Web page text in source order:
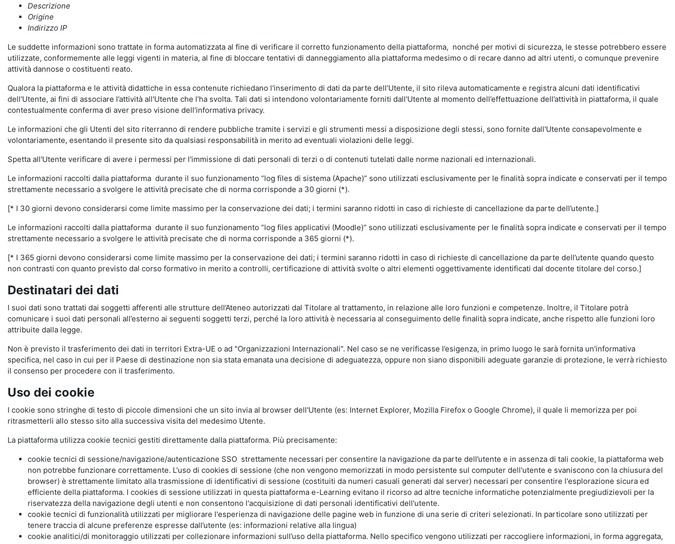
Descrizione
Origine
Indirizzo IP
Le suddette informazioni sono trattate in forma automatizzata al fine di verificare il corretto funzionamento della piattaforma, nonché per motivi di sicurezza, le stesse potrebbero essere
utilizzate, conformemente alle leggi vigenti in materia, al fine di bloccare tentativi di danneggiamento alla piattaforma medesimo o di recare danno ad altri utenti, o comunque prevenire
attività dannose o costituenti reato.
Qualora la piattaforma e le attività didattiche in essa contenute richiedano l'inserimento di dati da parte dell’Utente, il sito rileva automaticamente e registra alcuni dati identificativi
dell'Utente, ai fini di associare l’attività all'Utente che l’ha svolta. Tali dati si intendono volontariamente forniti dall'Utente al momento dell’effettuazione dell’attività in piattaforma, il quale
contestualmente conferma di aver preso visione dell'informativa privacy.
Le informazioni che gli Utenti del sito riterranno di rendere pubbliche tramite i servizi e gli strumenti messi a disposizione degli stessi, sono fornite dall'Utente consapevolmente e
volontariamente, esentando il presente sito da qualsiasi responsabilità in merito ad eventuali violazioni delle leggi.
Spetta all'Utente verificare di avere i permessi per l'immissione di dati personali di terzi o di contenuti tutelati dalle norme nazionali ed internazionali.
Le informazioni raccolti dalla piattaforma durante il suo funzionamento “log files di sistema (Apache)” sono utilizzati esclusivamente per le finalità sopra indicate e conservati per il tempo
strettamente necessario a svolgere le attività precisate che di norma corrisponde a 30 giorni (*).
[* I 30 giorni devono considerarsi come limite massimo per la conservazione dei dati; i termini saranno ridotti in caso di richieste di cancellazione da parte dell’utente.]
Le informazioni raccolti dalla piattaforma durante il suo funzionamento “log files applicativi (Moodle)” sono utilizzati esclusivamente per le finalità sopra indicate e conservati per il tempo
strettamente necessario a svolgere le attività precisate che di norma corrisponde a 365 giorni (*).
[* I 365 giorni devono considerarsi come limite massimo per la conservazione dei dati; i termini saranno ridotti in caso di richieste di cancellazione da parte dell’utente quando questo
non contrasti con quanto previsto dal corso formativo in merito a controlli, certificazione di attività svolte o altri elementi oggettivamente identificati dal docente titolare del corso.]
Destinatari dei dati
I suoi dati sono trattati dai soggetti afferenti alle strutture dell’Ateneo autorizzati dal Titolare al trattamento, in relazione alle loro funzioni e competenze. Inoltre, il Titolare potrà
comunicare i suoi dati personali all’esterno ai seguenti soggetti terzi, perché la loro attività è necessaria al conseguimento delle finalità sopra indicate, anche rispetto alle funzioni loro
attribuite dalla legge.
Non è previsto il trasferimento dei dati in territori Extra-UE o ad "Organizzazioni Internazionali". Nel caso se ne verificasse l’esigenza, in primo luogo le sarà fornita un'informativa
specifica, nel caso in cui per il Paese di destinazione non sia stata emanata una decisione di adeguatezza, oppure non siano disponibili adeguate garanzie di protezione, le verrà richiesto
il consenso per procedere con il trasferimento.
Uso dei cookie
I cookie sono stringhe di testo di piccole dimensioni che un sito invia al browser dell'Utente (es: Internet Explorer, Mozilla Firefox o Google Chrome), il quale li memorizza per poi
ritrasmetterli allo stesso sito alla successiva visita del medesimo Utente.
La piattaforma utilizza cookie tecnici gestiti direttamente dalla piattaforma. Più precisamente:
cookie tecnici di sessione/navigazione/autenticazione SSO strettamente necessari per consentire la navigazione da parte dell’utente e in assenza di tali cookie, la piattaforma web
non potrebbe funzionare correttamente. L'uso di cookies di sessione (che non vengono memorizzati in modo persistente sul computer dell'utente e svaniscono con la chiusura del
browser) è strettamente limitato alla trasmissione di identificativi di sessione (costituiti da numeri casuali generati dal server) necessari per consentire l'esplorazione sicura ed
efficiente della piattaforma. I cookies di sessione utilizzati in questa piattaforma e-Learning evitano il ricorso ad altre tecniche informatiche potenzialmente pregiudizievoli per la
riservatezza della navigazione degli utenti e non consentono l'acquisizione di dati personali identificativi dell'utente.
cookie tecnici di funzionalità utilizzati per migliorare l'esperienza di navigazione delle pagine web in funzione di una serie di criteri selezionati. In particolare sono utilizzati per
tenere traccia di alcune preferenze espresse dall’utente (es: informazioni relative alla lingua)
cookie analitici/di monitoraggio utilizzati per collezionare informazioni sull’uso della piattaforma. Nello specifico vengono utilizzati per raccogliere informazioni, in forma aggregata,